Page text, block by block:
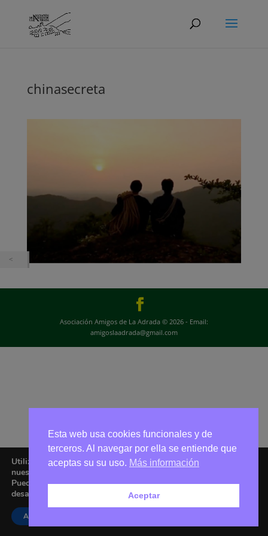
chinasecreta
Asociación Amigos de La Adrada © 2026 - Email:
amigoslaadrada@gmail.com
Utilizamos cookies para ofrecerte la mejor experiencia en
nuestra web.
Puedes aprender más sobre qué cookies utilizamos o
desactivarlas en los
Aceptar
Esta web usa cookies funcionales y de
terceros. Al navegar por ella se entiende que
aceptas su su uso. Más información
Aceptar